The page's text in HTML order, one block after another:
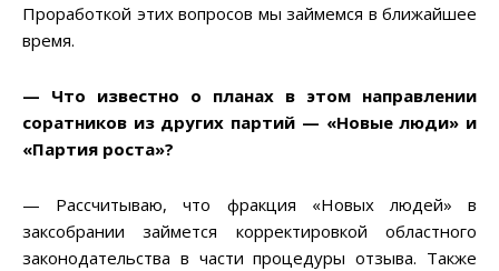
Проработкой этих вопросов мы займемся в ближайшее
время.
— Что известно о планах в этом направлении
соратников из других партий — «Новые люди» и
«Партия роста»?
— Рассчитываю, что фракция «Новых людей» в
заксобрании займется корректировкой областного
законодательства в части процедуры отзыва. Также